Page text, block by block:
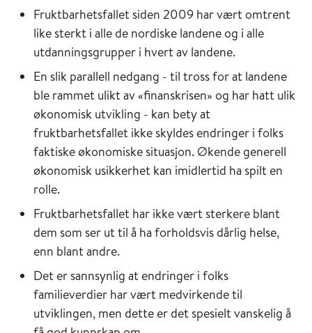
Fruktbarhetsfallet siden 2009 har vært omtrent
like sterkt i alle de nordiske landene og i alle
utdanningsgrupper i hvert av landene.
En slik parallell nedgang - til tross for at landene
ble rammet ulikt av «finanskrisen» og har hatt ulik
økonomisk utvikling - kan bety at
fruktbarhetsfallet ikke skyldes endringer i folks
faktiske økonomiske situasjon. Økende generell
økonomisk usikkerhet kan imidlertid ha spilt en
rolle.
Fruktbarhetsfallet har ikke vært sterkere blant
dem som ser ut til å ha forholdsvis dårlig helse,
enn blant andre.
Det er sannsynlig at endringer i folks
familieverdier har vært medvirkende til
utviklingen, men dette er det spesielt vanskelig å